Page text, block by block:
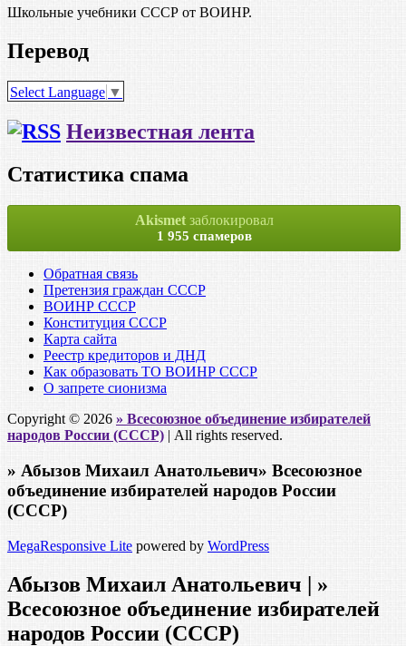
Школьные учебники СССР от ВОИНР.
Перевод
Select Language ▼
Неизвестная лента
Статистика спама
Akismetзаблокировал
1 955 спамеров
Обратная связь
Претензия граждан СССР
ВОИНР СССР
Конституция СССР
Карта сайта
Реестр кредиторов и ДНД
Как образовать ТО ВОИНР СССР
О запрете сионизма
Copyright © 2026 » Всесоюзное объединение избирателей
народов России (СССР) | All rights reserved.
» Абызов Михаил Анатольевич» Всесоюзное
объединение избирателей народов России
(СССР)
MegaResponsive Lite powered by WordPress
Абызов Михаил Анатольевич | »
Всесоюзное объединение избирателей
народов России (СССР)